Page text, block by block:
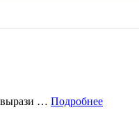
… Подробнее